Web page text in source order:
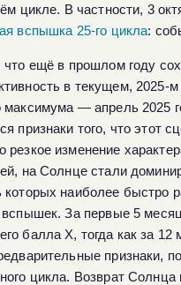
цикле. В частности, 3
вспышка 25-го цикла:
ещё в прошлом году
в текущем, 2025-
максимума — апрель 2025
признаки того, что
изменение
на Солнце стали
наиболее быстро
За первые 5
балла X, тогда как за
признаки,
цикла. Возврат